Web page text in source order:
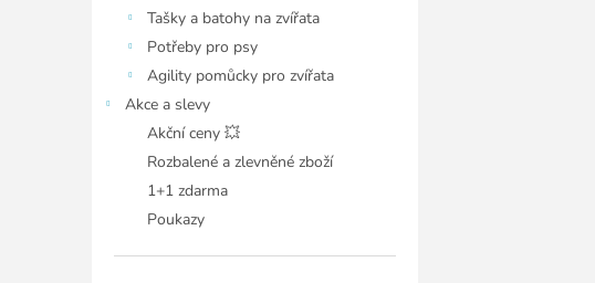
Tašky a batohy na zvířata
Potřeby pro psy
Agility pomůcky pro zvířata
Akce a slevy
Akční ceny 💥
Rozbalené a zlevněné zboží
1+1 zdarma
Poukazy